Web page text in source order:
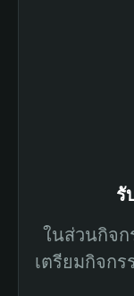
รั
ในส่วนกิจก
เตรียมกิจกร